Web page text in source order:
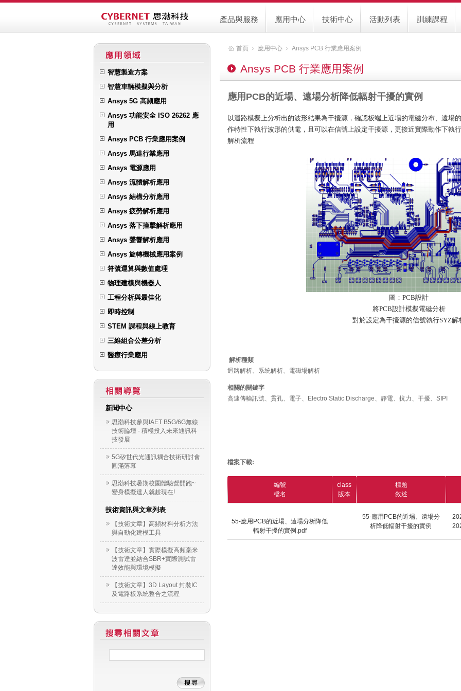
訓練課程
活動列表
技術中心
應用中心
產品與服務
智慧製造方案
智慧車輛模擬與分析
Ansys 5G 高頻應用
Ansys 功能安全 ISO 26262 應
用
Ansys PCB 行業應用案例
Ansys 馬達行業應用
Ansys 電源應用
Ansys 流體解析應用
Ansys 結構分析應用
Ansys 疲勞解析應用
Ansys 落下撞擊解析應用
Ansys 聲響解析應用
Ansys 旋轉機械應用案例
符號運算與數值處理
物理建模與機器人
工程分析與最佳化
即時控制
STEM 課程與線上教育
三維組合公差分析
醫療行業應用
新聞中心
思渤科技參與IAET B5G/6G無線
技術論壇 - 積極投入未來通訊科
技發展
5G矽世代光通訊耦合技術研討會
圓滿落幕
思渤科技暑期校園體驗營開跑~
變身模擬達人就趁現在!
技術資訊與文章列表
【技術文章】高頻材料分析方法
與自動化建模工具
【技術文章】實際模擬高頻毫米
波雷達並結合SBR+實際測試雷
達效能與環境模擬
【技術文章】3D Layout 封裝IC
及電路板系統整合之流程
首頁 ﹥ 應用中心 ﹥ Ansys PCB 行業應用案例
Ansys PCB 行業應用案例
應用PCB的近場、遠場分析降低輻射干擾的實例
以迴路模擬上分析出的波形結果為干擾源，確認板端上近場的電磁分布、遠場
作特性下執行波形的供電，且可以在信號上設定干擾源，更接近實際動作下執
解析流程
圖：PCB設計
將PCB設計模擬電磁分析
對於設定為干擾源的信號執行SYZ解
解析種類
迴路解析、系統解析、電磁場解析
相關的關鍵字
高速傳輸訊號、貫孔、電子、Electro Static Discharge、靜電、抗力、干擾、SIPI
檔案下載:
編號
檔名
class
版本
標題
敘述
55-應用PCB的近場、遠場分析降低
輻射干擾的實例.pdf
55-應用PCB的近場、遠場分
析降低輻射干擾的實例